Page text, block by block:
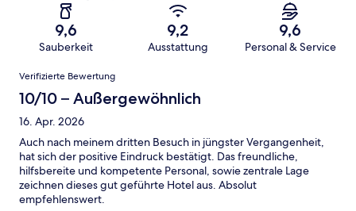
9,6
Sauberkeit
9,2
Ausstattung
9,6
Personal & Service
Bewertungen
Verifizierte Bewertung
10/10 – Außergewöhnlich
16. Apr. 2026
Auch nach meinem dritten Besuch in jüngster Vergangenheit,
hat sich der positive Eindruck bestätigt. Das freundliche,
hilfsbereite und kompetente Personal, sowie zentrale Lage
zeichnen dieses gut geführte Hotel aus. Absolut
empfehlenswert.